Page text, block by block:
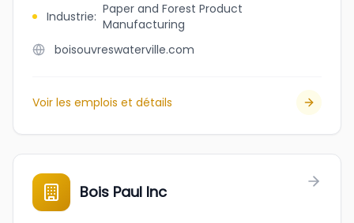
Industrie: Paper and Forest Product
Manufacturing
boisouvreswaterville.com
Voir les emplois et détails
Bois Paul Inc